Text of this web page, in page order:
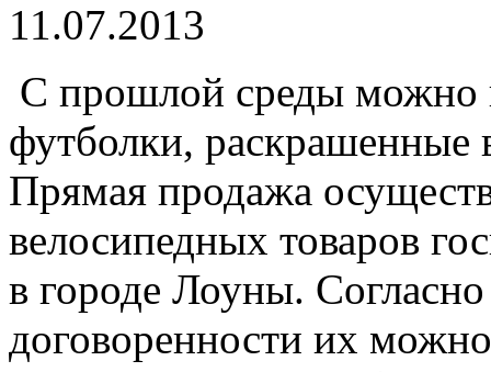
11.07.2013
С прошлой среды можно
футболки, раскрашенные
Прямая продажа
велосипедных товаров
в городе Лоуны.
договоренности их